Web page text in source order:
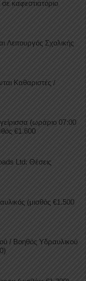
καφεστιατόριο
Λειτουργός Σχολικής
Καθαριστές /
(ωράριο 07:00
€1.600
Ltd: Θέσεις
(μισθός €1.500
/ Βοηθός Υδραυλικού